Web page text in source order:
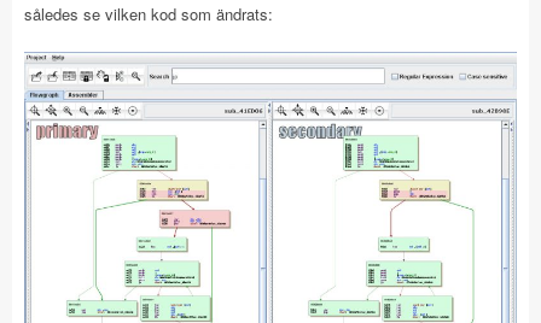
således se vilken kod som ändrats: